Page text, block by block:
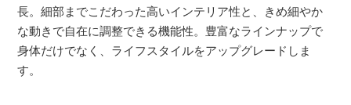
長。細部までこだわった高いインテリア性と、きめ細やか
な動きで自在に調整できる機能性。豊富なラインナップで
身体だけでなく、ライフスタイルをアップグレードしま
す。